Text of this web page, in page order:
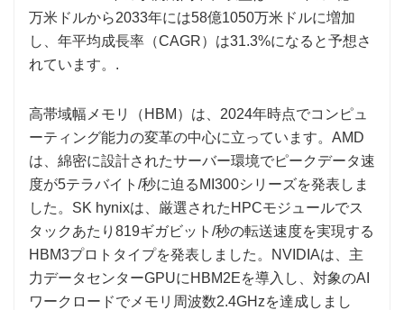
万米ドルから2033年には58億1050万米ドルに増加
し、年平均成長率（CAGR）は31.3%になると予想さ
れています。.
高帯域幅メモリ（HBM）は、2024年時点でコンピュ
ーティング能力の変革の中心に立っています。AMD
は、綿密に設計されたサーバー環境でピークデータ速
度が5テラバイト/秒に迫るMI300シリーズを発表しま
した。SK hynixは、厳選されたHPCモジュールでス
タックあたり819ギガビット/秒の転送速度を実現する
HBM3プロトタイプを発表しました。NVIDIAは、主
力データセンターGPUにHBM2Eを導入し、対象のAI
ワークロードでメモリ周波数2.4GHzを達成しまし